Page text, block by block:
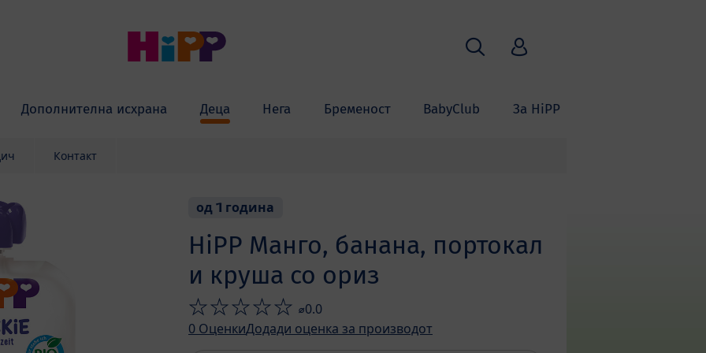
Дополнителна исхрана Деца Нега Бременост BabyClub За HiPP
Пребарување
HiPP Babyclub
Контакт
од 1 година
HiPP Манго, банана, портокал
и круша со ориз
⌀0.0
0 ОценкиДодади оценка за производот